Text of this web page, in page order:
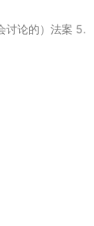
讨论的）法案 5.